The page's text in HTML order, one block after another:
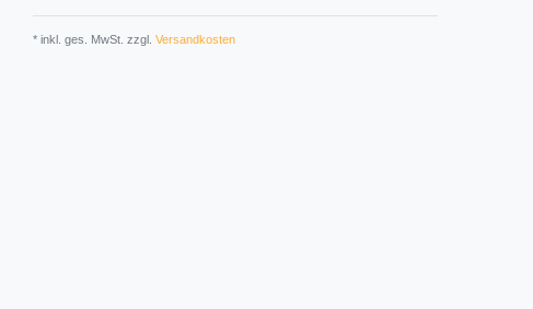
* inkl. ges. MwSt. zzgl. Versandkosten